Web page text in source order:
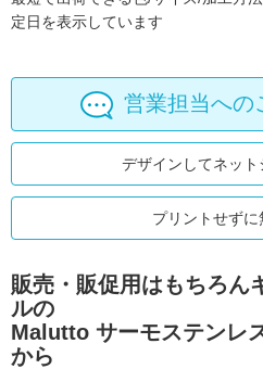
定日を表示しています
営業担当への
デザインしてネッ
プリントせずに
販売・販促用はもちろん
ルの
Malutto サーモステンレ
から